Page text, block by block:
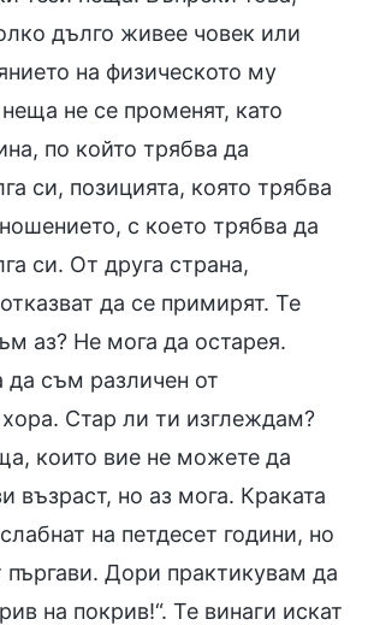
дълго живее човек или
на физическото му
не се променят, като
по който трябва да
си, позицията, която трябва
с което трябва да
си. От друга страна,
да се примирят. Те
аз? Не мога да остарея.
да съм различен от
Стар ли ти изглеждам?
които вие не можете да
възраст, но аз мога. Краката
на петдесет години, но
пъргави. Дори практикувам да
на покрив!“. Те винаги искат